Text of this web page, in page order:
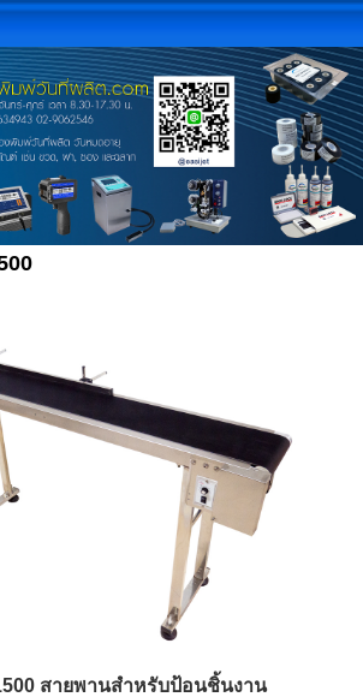
สายพานสำหรับป้อนชิ้นงาน